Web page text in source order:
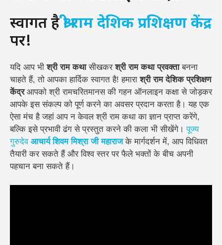
स्वागत हैश्री राम देशिक प्रशिक्षण केंद्र
पर!
यदि आप भीश्री राम कथासीखकरश्री राम कथा प्रवक्ताबनना
चाहते हैं, तो आपका हार्दिक स्वागत है! हमाराश्री राम देशिक प्रशिक्षण
केंद्रआपको श्री रामचरितमानस की गहन ऑनलाइन कक्षा से जोड़कर
आपके इस संकल्प को पूर्ण करने का अवसर प्रदान करता है। यह एक
ऐसा मंच है जहां आप न केवल श्री राम कथा का ज्ञान प्राप्त करेंगे,
बल्कि इसे प्रभावी ढंग से प्रस्तुत करने की कला भी सीखेंगे।पूज्य
गुरुदेव आचार्य शिवम मिश्रा जी महाराजके मार्गदर्शन में, आप विधिवत
तैयारी कर सकते हैं और विश्व स्तर पर फैले भक्तों के बीच अपनी
पहचान बना सकते हैं।